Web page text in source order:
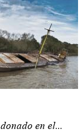
en el...